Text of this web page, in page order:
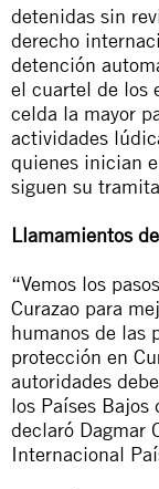
detenidas sin
derecho
detención
el cuartel de los
celda la mayor
actividades
quienes inician
siguen su
Llamamientos
“Vemos los
Curazao para
humanos de las
protección en
autoridades
los Países Bajos
declaró Dagmar
Internacional